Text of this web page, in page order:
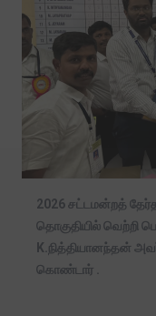
2026 சட்டமன்றத்
தொகுதியில் வெற்றி
K.நித்தியானந்தன்
கொண்டார் .